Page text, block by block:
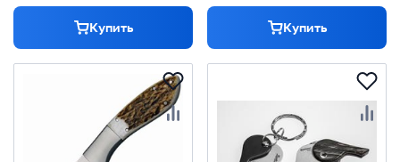
Купить Купить